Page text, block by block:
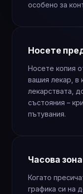
особено за
Носете
Носете копия
вашия лекар, в
лекарствата,
състояния –
пътувания.
Часова
Когато
графика си на